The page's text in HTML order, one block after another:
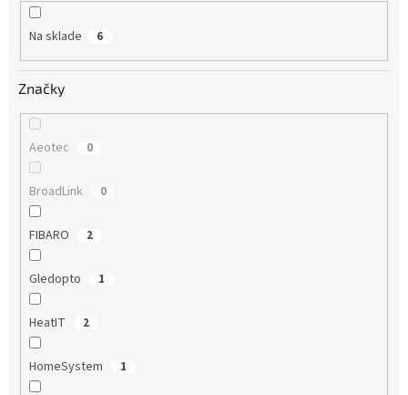
Na sklade 6
Značky
Aeotec 0
BroadLink 0
FIBARO 2
Gledopto 1
HeatIT 2
HomeSystem 1